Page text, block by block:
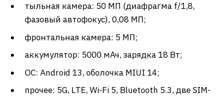
тыльная камера: 50 МП (диафрагма f/1,8,
фазовый автофокус), 0,08 МП;
фронтальная камера: 5 МП;
аккумулятор: 5000 мАч, зарядка 18 Вт;
ОС: Android 13, оболочка MIUI 14;
прочее: 5G, LTE, Wi-Fi 5, Bluetooth 5.3, две SIM-